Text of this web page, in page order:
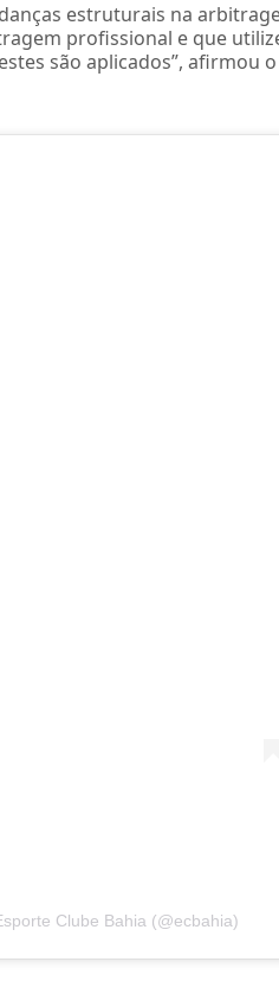
estruturais na
profissional e que
são aplicados”, afirmou
Clube Bahia (@ecbahia)